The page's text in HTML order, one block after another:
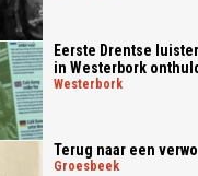
Eerste Drentse
in Westerbork onthuld
westerbork
Terug naar een
groesbeek